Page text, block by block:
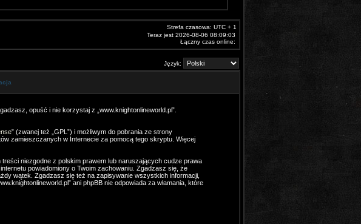
Strefa czasowa: UTC + 1
Teraz jest 2026-08-06 08:09:03
Łączny czas online:
Język:
opuść i nie korzystaj z „www.knightonlineworld.pl”.
” (zwanej też „GPL”) i możliwym do pobrania ze strony
zamieszczanych w Internecie za pomocą tego skryptu. Więcej
niezgodne z polskim prawem lub naruszających cudze prawa
powiadomiony o Twoim zachowaniu. Zgadzasz się, że
wątek. Zgadzasz się też na zapisywanie wszystkich informacji,
ani phpBB nie odpowiada za włamania, które